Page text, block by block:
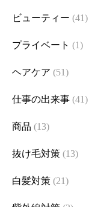
ビューティー (41)
プライベート (1)
ヘアケア (51)
仕事の出来事 (41)
商品 (13)
抜け毛対策 (13)
白髪対策 (21)